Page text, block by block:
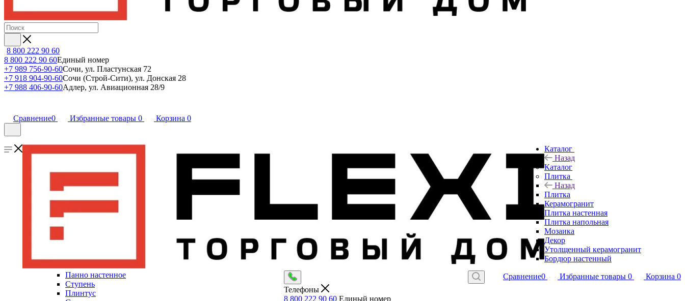
8 800 222 90 60
8 800 222 90 60Единый номер
+7 989 756-90-60Сочи, ул. Пластунская 72
+7 918 904-90-60Сочи (Строй-Сити), ул. Донская 28
+7 988 406-90-60Адлер, ул. Авиационная 28/9
Сравнение0 Избранные товары 0 Корзина 0
Сравнение0 Избранные товары 0 Корзина 0
Телефоны
8 800 222 90 60 Единый номер
Каталог
Назад
Каталог
Плитка
Назад
Плитка
Керамогранит
Плитка настенная
Плитка напольная
Мозаика
Декор
Утолщенный керамогранит
Бордюр настенный
Панно настенное
Ступень
Плинтус